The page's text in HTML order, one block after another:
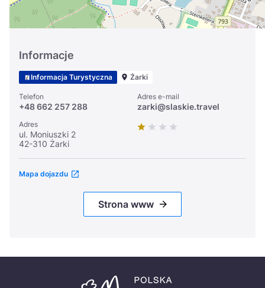
Informacje
Informacja Turystyczna Żarki
Telefon
+48 662 257 288
Adres e-mail
zarki@slaskie.travel
Adres
ul. Moniuszki 2
42-310 Żarki
Mapa dojazdu
Strona www